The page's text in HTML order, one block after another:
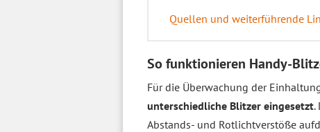
Quellen und weiterführende
So funktionieren Handy-
Für die Überwachung der
unterschiedliche Blitzer eingesetzt.
Abstands- und Rotlichtverstöße